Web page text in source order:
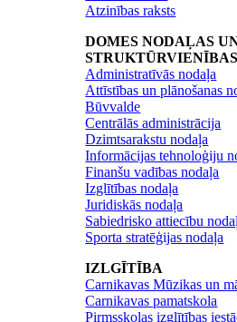
Atzinības raksts
DOMES NODAĻAS
STRUKTŪRVIENĪBAS
Administratīvās nodaļa
Attīstības un plānošanas
Būvvalde
Centrālās administrācija
Dzimtsarakstu nodaļa
Informācijas tehnoloģiju
Finanšu vadības nodaļa
Izglītības nodaļa
Juridiskās nodaļa
Sabiedrisko attiecību
Sporta stratēģijas nodaļa
IZLGĪTĪBA
Carnikavas Mūzikas un
Carnikavas pamatskola
Pirmsskolas izglītības